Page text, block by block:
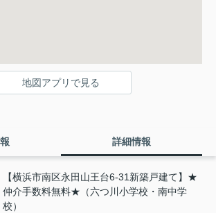
地図アプリで見る
詳細情報
【横浜市南区永田山王台6-31新築戸建て】★
仲介手数料無料★（六つ川小学校・南中学
校）